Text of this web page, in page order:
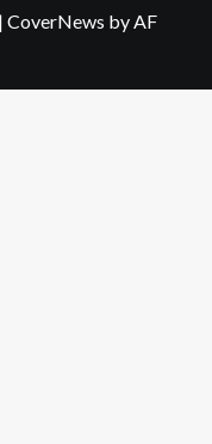
| CoverNews by AF